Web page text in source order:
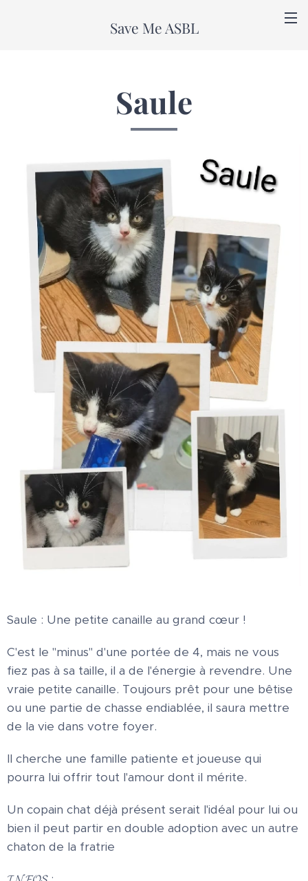
Save Me ASBL
Saule
Saule : Une petite canaille au grand cœur !
C'est le "minus" d'une portée de 4, mais ne vous
fiez pas à sa taille, il a de l'énergie à revendre. Une
vraie petite canaille. Toujours prêt pour une bêtise
ou une partie de chasse endiablée, il saura mettre
de la vie dans votre foyer.
Il cherche une famille patiente et joueuse qui
pourra lui offrir tout l'amour dont il mérite.
Un copain chat déjà présent serait l'idéal pour lui ou
bien il peut partir en double adoption avec un autre
chaton de la fratrie 🐾